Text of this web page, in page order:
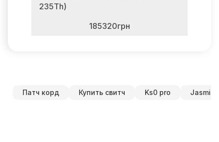
235Th)
185320грн
Патч корд Купить свитч Ks0 pro